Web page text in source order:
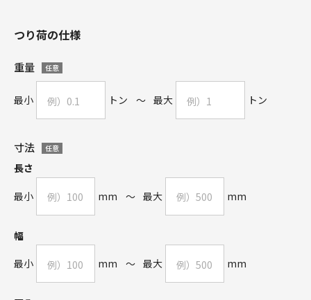
つり荷の仕様
重量 任意
最小 トン ～ 最大 トン
寸法 任意
長さ
最小 mm ～ 最大 mm
幅
最小 mm ～ 最大 mm